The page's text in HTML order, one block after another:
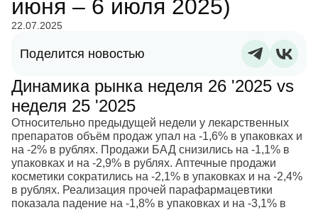
июня – 6 июля 2025)
22.07.2025
Поделится новостью
Динамика рынка неделя 26 '2025 vs
неделя 25 '2025
Относительно предыдущей недели у лекарственных
препаратов объём продаж упал на -1,6% в упаковках и
на -2% в рублях. Продажи БАД снизились на -1,1% в
упаковках и на -2,9% в рублях. Аптечные продажи
косметики сократились на -2,1% в упаковках и на -2,4%
в рублях. Реализация прочей парафармацевтики
показала падение на -1,8% в упаковках и на -3,1% в